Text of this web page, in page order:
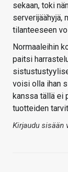
sekaan, toki
serverijäähyjä,
tilanteeseen
Normaaleihin
paitsi
voisi olla ihan
kanssa tällä ei
tuotteiden
Kirjaudu sisään